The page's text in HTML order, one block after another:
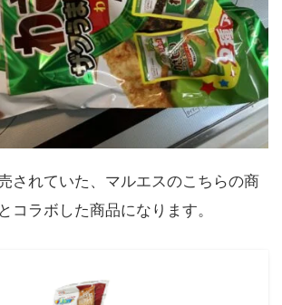
されていた、マルエスのこちらの商
コラボした商品になります。